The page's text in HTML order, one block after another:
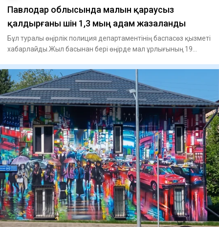
Павлодар облысында малын қараусыз
қалдырғаны үшін 1,3 мың адам жазаланды
Бұл туралы өңірлік полиция департаментінің баспасөз қызметі
хабарлайды.Жыл басынан бері өңірде мал ұрлығының 19